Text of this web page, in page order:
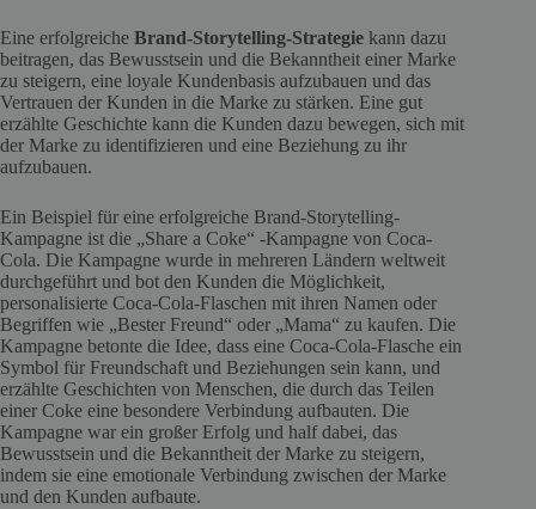
Eine erfolgreiche Brand-Storytelling-Strategie kann dazu
beitragen, das Bewusstsein und die Bekanntheit einer Marke
zu steigern, eine loyale Kundenbasis aufzubauen und das
Vertrauen der Kunden in die Marke zu stärken. Eine gut
erzählte Geschichte kann die Kunden dazu bewegen, sich mit
der Marke zu identifizieren und eine Beziehung zu ihr
aufzubauen.
Ein Beispiel für eine erfolgreiche Brand-Storytelling-
Kampagne ist die „Share a Coke“ -Kampagne von Coca-
Cola. Die Kampagne wurde in mehreren Ländern weltweit
durchgeführt und bot den Kunden die Möglichkeit,
personalisierte Coca-Cola-Flaschen mit ihren Namen oder
Begriffen wie „Bester Freund“ oder „Mama“ zu kaufen. Die
Kampagne betonte die Idee, dass eine Coca-Cola-Flasche ein
Symbol für Freundschaft und Beziehungen sein kann, und
erzählte Geschichten von Menschen, die durch das Teilen
einer Coke eine besondere Verbindung aufbauten. Die
Kampagne war ein großer Erfolg und half dabei, das
Bewusstsein und die Bekanntheit der Marke zu steigern,
indem sie eine emotionale Verbindung zwischen der Marke
und den Kunden aufbaute.